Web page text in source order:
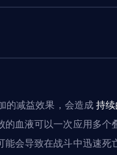
的减益效果，会造成持
的血液可以一次应用多个
会导致在战斗中迅速死